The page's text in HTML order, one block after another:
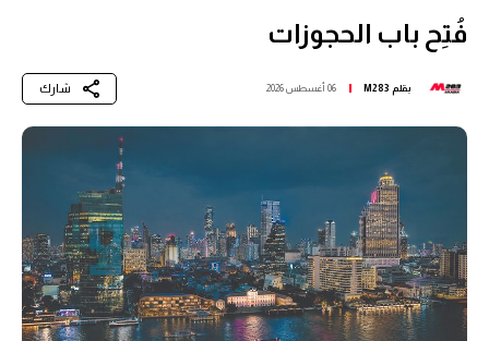
فُتِح باب الحجوزات
بقلم M283 06 أغسطس 2026 شارك